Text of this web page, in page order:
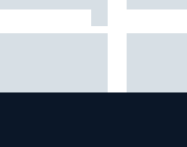
مرسيدس: "من